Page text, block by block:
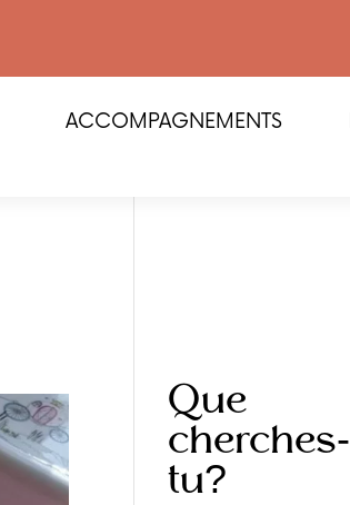
ACCOMPAGNEMENTS
Que
cherches-
tu?